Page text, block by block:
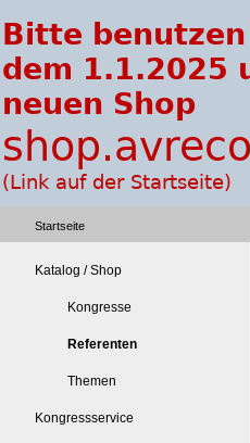
Startseite
Katalog / Shop
Kongresse
Referenten
Themen
Kongressservice